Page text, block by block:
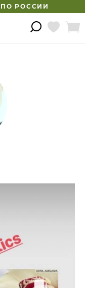
РОССИИ